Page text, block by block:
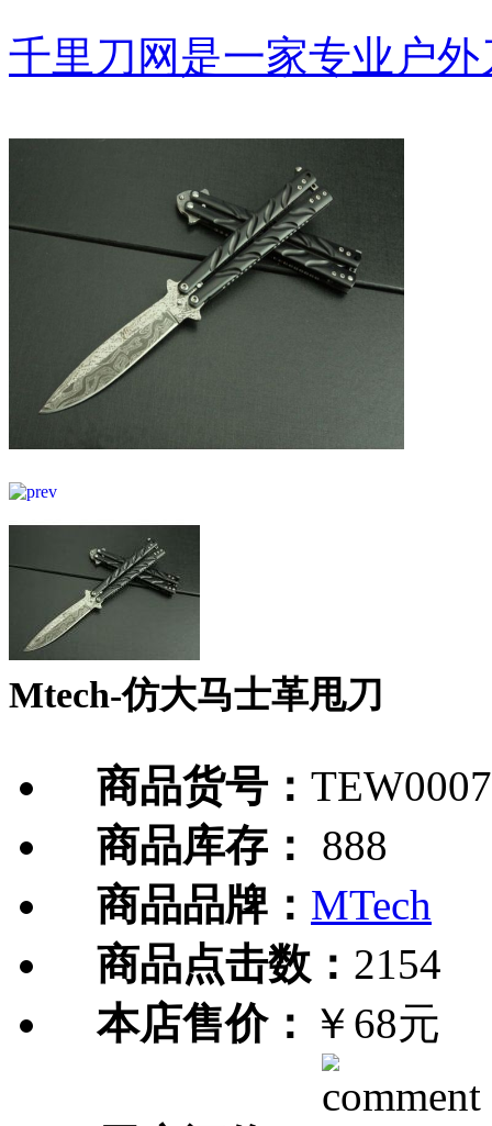
千里刀网是一家专业户
Mtech-仿大马士革甩刀
商品货号：
商品库存：
888
商品品牌： MTech
商品点击数： 2154
本店售价： ￥68元